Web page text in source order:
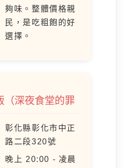
夠味。整體價格親
民，是吃粗飽的好
選擇。
（深夜食堂的罪
彰化縣彰化市中正
路二段320號
晚上 20:00 - 凌晨